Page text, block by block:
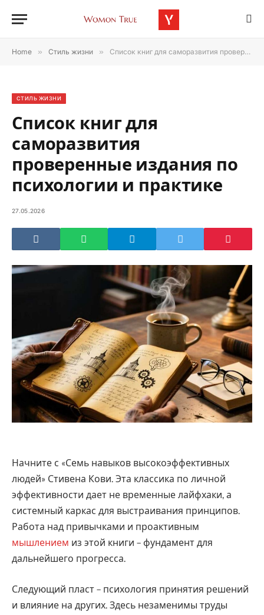
Home » Стиль жизни » Список книг для саморазвития проверенные издания по психологии и практике
СТИЛЬ ЖИЗНИ
Список книг для
саморазвития
проверенные издания по
психологии и практике
27.05.2026
Начните с «Семь навыков высокоэффективных
людей» Стивена Кови. Эта классика по личной
эффективности дает не временные лайфхаки, а
системный каркас для выстраивания принципов.
Работа над привычками и проактивным
мышлением из этой книги – фундамент для
дальнейшего прогресса.
Следующий пласт – психология принятия решений
и влияние на других. Здесь незаменимы труды